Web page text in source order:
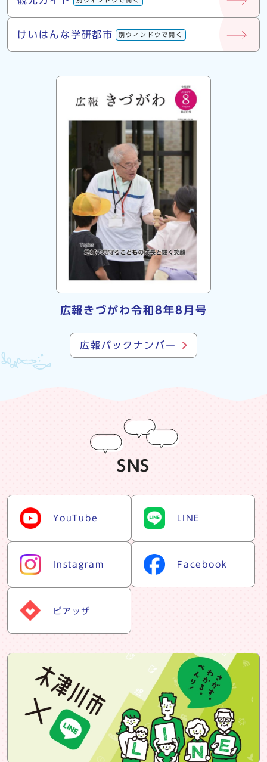
けいはんな学研都市 別ウィンドウで開く
広報きづがわ令和8年8月号
広報バックナンバー
SNS
snsリスト
YouTube LINE
Instagram Facebook
ピアッザ
snsバナー